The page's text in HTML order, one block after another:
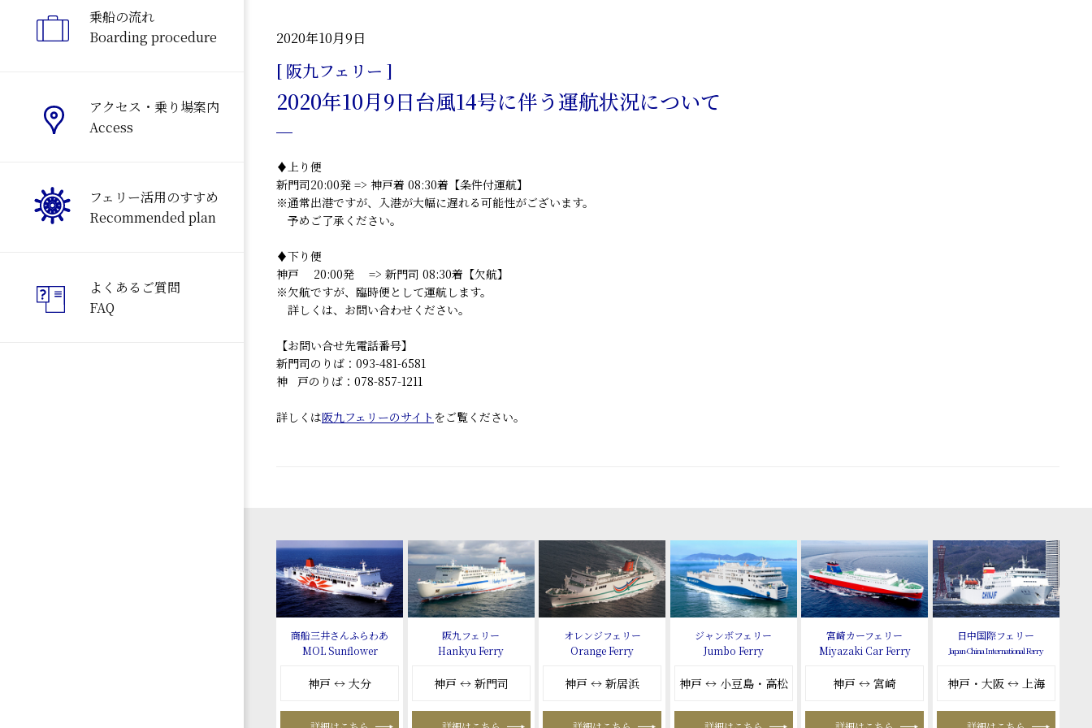
乗船の流れ
Boarding procedure
アクセス・乗り場案内
Access
フェリー活用のすすめ
Recommended plan
よくあるご質問
FAQ
2020年10月9日
[ 阪九フェリー ]
2020年10月9日台風14号に伴う運航状況について
♦上り便
新門司20:00発 => 神戸着 08:30着【条件付運航】
※通常出港ですが、入港が大幅に遅れる可能性がございます。
予めご了承ください。
♦下り便
神戸 20:00発 => 新門司 08:30着【欠航】
※欠航ですが、臨時便として運航します。
詳しくは、お問い合わせください。
【お問い合せ先電話番号】
新門司のりば：093-481-6581
神 戸のりば：078-857-1211
詳しくは阪九フェリーのサイト をご覧ください。
商船三井さんふらわあ
MOL Sunflower
神戸 ↔ 大分
阪九フェリー
Hankyu Ferry
神戸 ↔ 新門司
オレンジフェリー
Orange Ferry
神戸 ↔ 新居浜
ジャンボフェリー
Jumbo Ferry
神戸 ↔ 小豆島・高松
宮崎カーフェリー
Miyazaki Car Ferry
神戸 ↔ 宮崎
日中国際フェリー
Japan-China International Ferry
神戸・大阪 ↔ 上海